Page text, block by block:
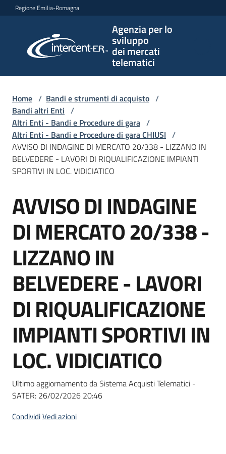
Vai al contenuto
Vai alla navigazione
Vai al footer
Regione Emilia-Romagna
Agenzia per lo
sviluppo
dei mercati
telematici
per lo
sviluppo
telematici
L'Agenzia
e
strumenti
acquisto
Supporto
Piattaforme
telematiche
English
site
Home / Bandi e strumenti di acquisto /
Bandi altri Enti /
Altri Enti - Bandi e Procedure di gara /
Altri Enti - Bandi e Procedure di gara CHIUSI /
AVVISO DI INDAGINE DI MERCATO 20/338 - LIZZANO IN
BELVEDERE - LAVORI DI RIQUALIFICAZIONE IMPIANTI
SPORTIVI IN LOC. VIDICIATICO
Salta al contenuto
AVVISO DI INDAGINE
DI MERCATO 20/338 -
LIZZANO IN
BELVEDERE - LAVORI
DI RIQUALIFICAZIONE
IMPIANTI SPORTIVI IN
LOC. VIDICIATICO
Ultimo aggiornamento da Sistema Acquisti Telematici -
SATER: 26/02/2026 20:46
CondividiVedi azioni